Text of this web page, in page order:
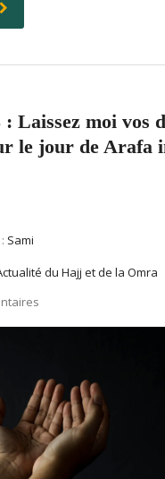
Laissez moi vos
le jour de Arafa
Sami
du Hajj et de la Omra